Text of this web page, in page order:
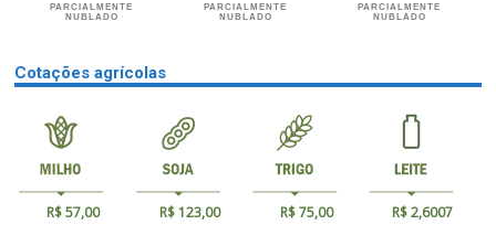
PARCIALMENTE
NUBLADO
PARCIALMENTE
NUBLADO
PARCIALMENTE
NUBLADO
Cotações agrícolas
R$ 57,00 R$ 123,00 R$ 75,00 R$ 2,6007